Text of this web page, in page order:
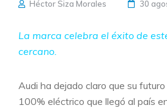
Héctor Siza Morales 30
La marca celebra el éxito de
cercano.
Audi ha dejado claro que su
100% eléctrico que llegó al país